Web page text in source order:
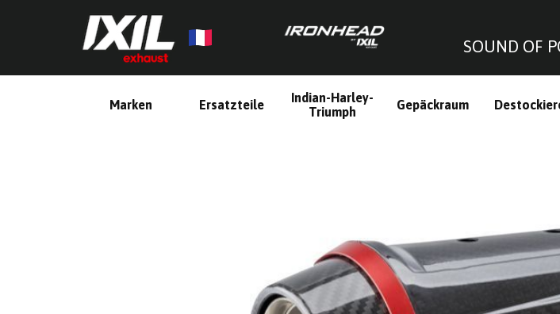
SOUND OF
Marken Ersatzteile
Indian-Harley-
Triumph
Gepäckraum